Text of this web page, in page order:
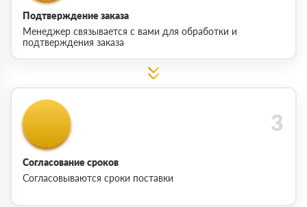
Подтверждение заказа
Менеджер связывается с вами для обработки и
подтверждения заказа
Согласование сроков
Согласовываются сроки поставки